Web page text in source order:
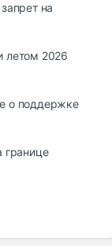
на
летом 2026
о поддержке
границе